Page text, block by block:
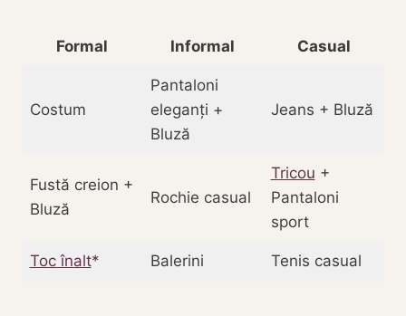
Formal Informal Casual
Costum
Pantaloni
eleganți +
Bluză
Jeans + Bluză
Fustă creion +
Bluză
Rochie casual
Tricou +
Pantaloni
sport
Toc înalt Balerini Tenis casual